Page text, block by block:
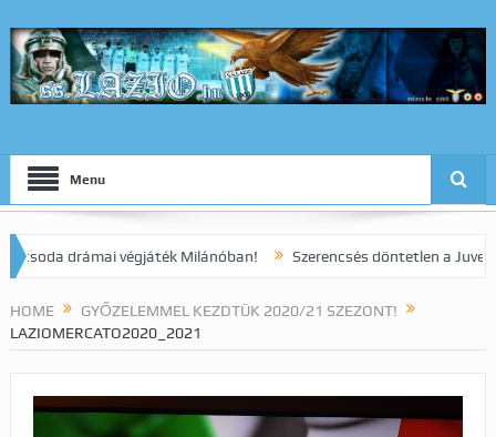
Menu
drámai végjáték Milánóban! Szerencsés döntetlen a Juve elleni
HOME
GYŐZELEMMEL KEZDTÜK 2020/21 SZEZONT!
LAZIOMERCATO2020_2021